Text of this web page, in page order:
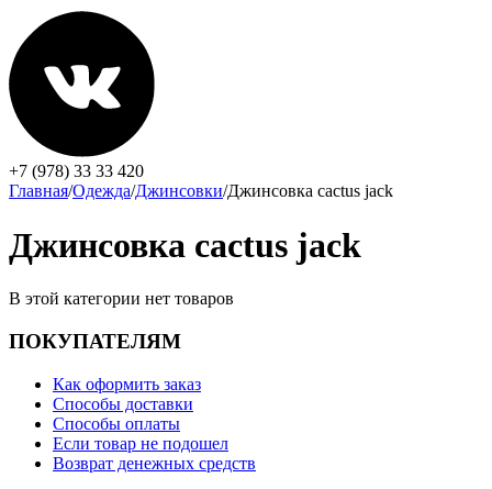
+7 (978) 33 33 420
Главная/Одежда/Джинсовки/Джинсовка cactus jack
Джинсовка cactus jack
В этой категории нет товаров
ПОКУПАТЕЛЯМ
Как оформить заказ
Способы доставки
Способы оплаты
Если товар не подошел
Возврат денежных средств